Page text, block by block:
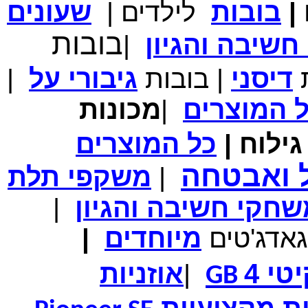
₪700.00 מחיר שוק
₪339.00 המחיר שלך
משלוח חינם
במבצע תיק לנשיאת מחשב נייד 10.1 אינץ' בצבע ורוד בעל
₪150.00 מחיר שוק
₪99.00 המחיר שלך
₪104.00 המחיר כולל משלוח :
נרתיק עור יוקרתי עבור אייפוד וידאו 60GB\80GB \שחור
| בובות לילדים |
שעונים
והגיון
|בובות
דיסני | בובות גיבורי על
|
המוצרים |מכונות
| כל המוצרים
ואבטחה | משקפי תלת
חשיבה והגיון
|
גאדג'טים מיוחדים |
4
GB
|אוזניות